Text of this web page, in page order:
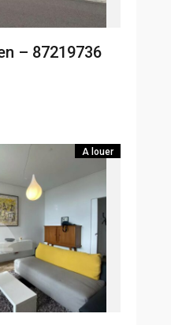
– 87219736
A louer